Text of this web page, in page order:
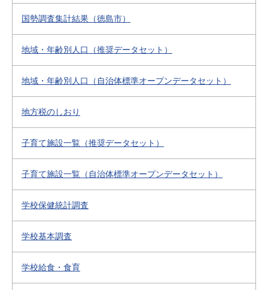
国勢調査集計結果（徳島市）
地域・年齢別人口（推奨データセット）
地域・年齢別人口（自治体標準オープンデータセット）
地方税のしおり
子育て施設一覧（推奨データセット）
子育て施設一覧（自治体標準オープンデータセット）
学校保健統計調査
学校基本調査
学校給食・食育